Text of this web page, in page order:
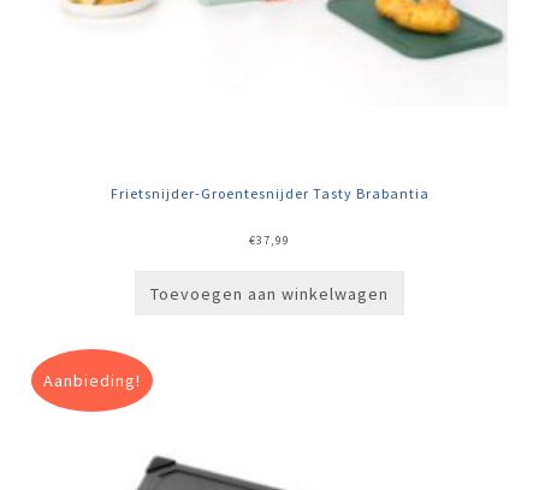
Frietsnijder-Groentesnijder Tasty Brabantia
€37,99
Toevoegen aan winkelwagen
Aanbieding!